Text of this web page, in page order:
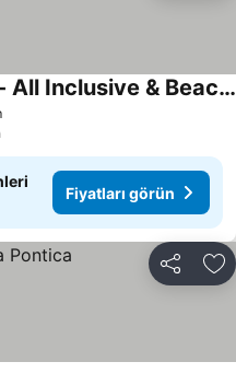
Fiyatları görün
Sentido Bellevue Beach- All Inclusive & Beach Access
Fiyatları görün
Paylaş